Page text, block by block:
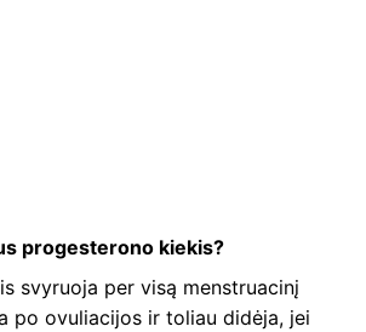
progesterono kiekis?
svyruoja per visą menstruacinį
po ovuliacijos ir toliau didėja, jei